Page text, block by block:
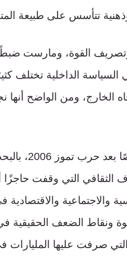
تتأسس على طبيعة
القوة، ومارست
السياسة الداخلية تختلف
الخارج، ومن الواضح
انشغل الأميركي وحلفاؤه
التي وقفت حاجزًا
والاجتماعية
ونقاط الضعف الحقيقية
التي صرفت عليها المليارات